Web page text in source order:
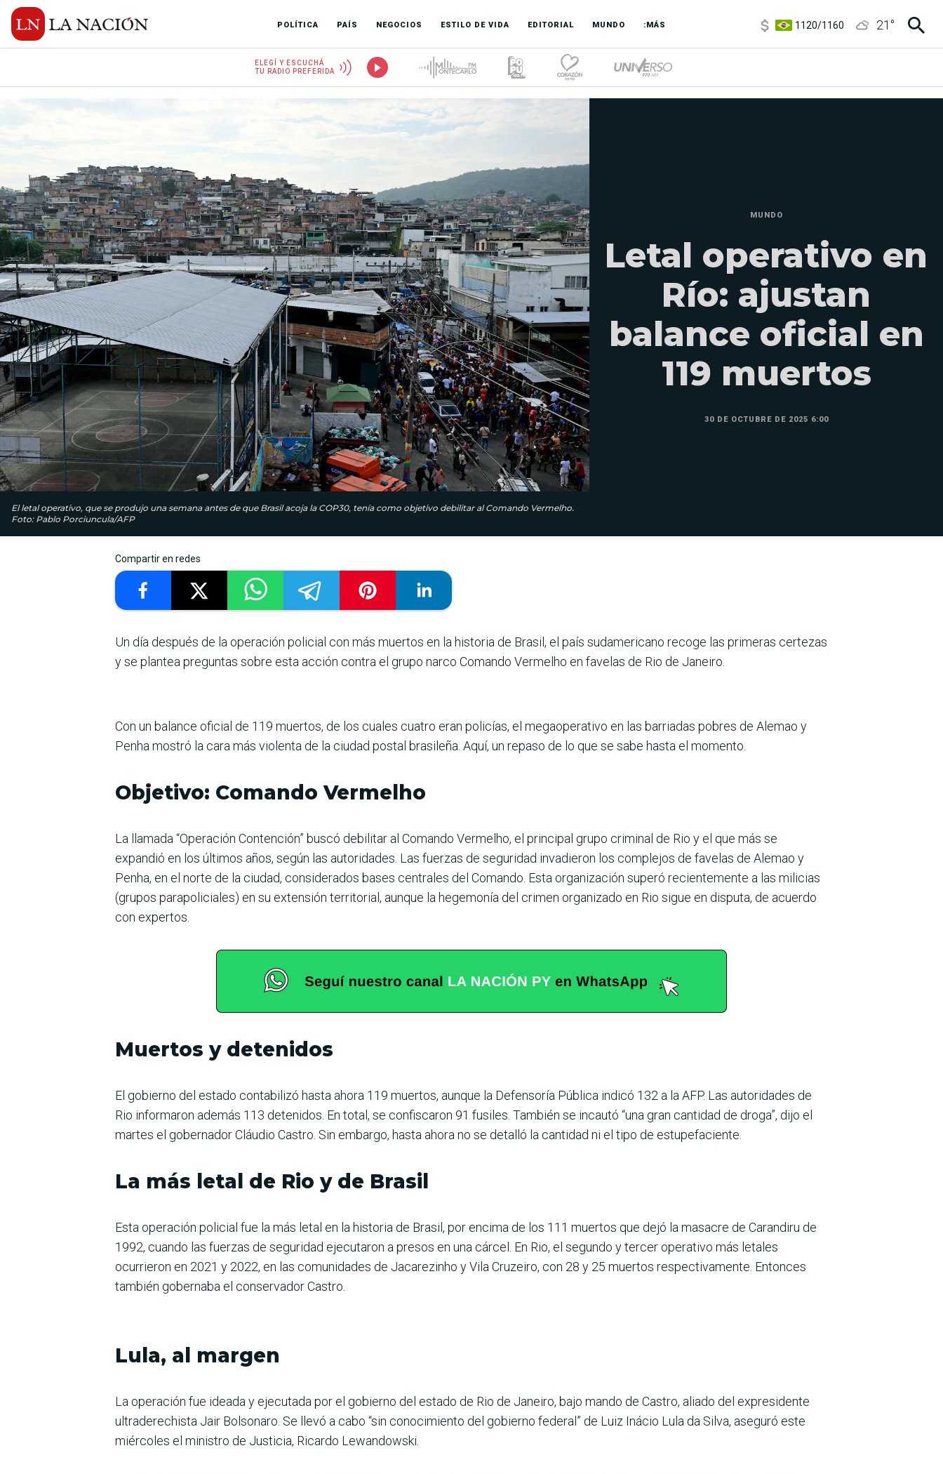
POLÍTICA PAÍS NEGOCIOS ESTILO DE VIDA EDITORIAL MUNDO :MÁS
3,6/3,9
6850/7200
21 °
ELEGÍ Y ESCUCHÁ
TU RADIO PREFERIDA
El letal operativo, que se produjo una semana antes de que Brasil acoja la COP30, tenía como objetivo debilitar al Comando Vermelho.
Foto: Pablo Porciuncula/AFP
MUNDO
Letal operativo en
Río: ajustan
balance oficial en
119 muertos
30 DE OCTUBRE DE 2025 6:00
Compartir en redes
Un día después de la operación policial con más muertos en la historia de Brasil, el país sudamericano recoge las primeras certezas
y se plantea preguntas sobre esta acción contra el grupo narco Comando Vermelho en favelas de Rio de Janeiro.
Con un balance oficial de 119 muertos, de los cuales cuatro eran policías, el megaoperativo en las barriadas pobres de Alemao y
Penha mostró la cara más violenta de la ciudad postal brasileña. Aquí, un repaso de lo que se sabe hasta el momento.
Objetivo: Comando Vermelho
La llamada “Operación Contención” buscó debilitar al Comando Vermelho, el principal grupo criminal de Rio y el que más se
expandió en los últimos años, según las autoridades. Las fuerzas de seguridad invadieron los complejos de favelas de Alemao y
Penha, en el norte de la ciudad, considerados bases centrales del Comando. Esta organización superó recientemente a las milicias
(grupos parapoliciales) en su extensión territorial, aunque la hegemonía del crimen organizado en Rio sigue en disputa, de acuerdo
con expertos.
Muertos y detenidos
El gobierno del estado contabilizó hasta ahora 119 muertos, aunque la Defensoría Pública indicó 132 a la AFP. Las autoridades de
Rio informaron además 113 detenidos. En total, se confiscaron 91 fusiles. También se incautó “una gran cantidad de droga”, dijo el
martes el gobernador Cláudio Castro. Sin embargo, hasta ahora no se detalló la cantidad ni el tipo de estupefaciente.
La más letal de Rio y de Brasil
Esta operación policial fue la más letal en la historia de Brasil, por encima de los 111 muertos que dejó la masacre de Carandiru de
1992, cuando las fuerzas de seguridad ejecutaron a presos en una cárcel. En Rio, el segundo y tercer operativo más letales
ocurrieron en 2021 y 2022, en las comunidades de Jacarezinho y Vila Cruzeiro, con 28 y 25 muertos respectivamente. Entonces
también gobernaba el conservador Castro.
Lula, al margen
La operación fue ideada y ejecutada por el gobierno del estado de Rio de Janeiro, bajo mando de Castro, aliado del expresidente
ultraderechista Jair Bolsonaro. Se llevó a cabo “sin conocimiento del gobierno federal” de Luiz Inácio Lula da Silva, aseguró este
miércoles el ministro de Justicia, Ricardo Lewandowski.